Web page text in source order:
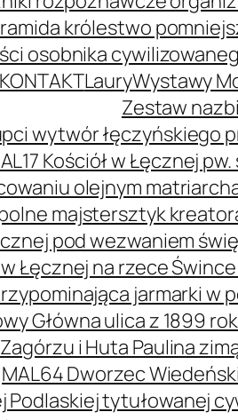
królestwo
osobnika
KONTAKTLauryWystawy
Zestaw
wytwór łęczyńskiego
Kościół w Łęcznej
olejnym
majstersztyk
pod wezwaniem
w Łęcznej na rzece
jarmarki w
Główna ulica z 1899
i Huta Paulina
MAL64 Dworzec
tytułowanej